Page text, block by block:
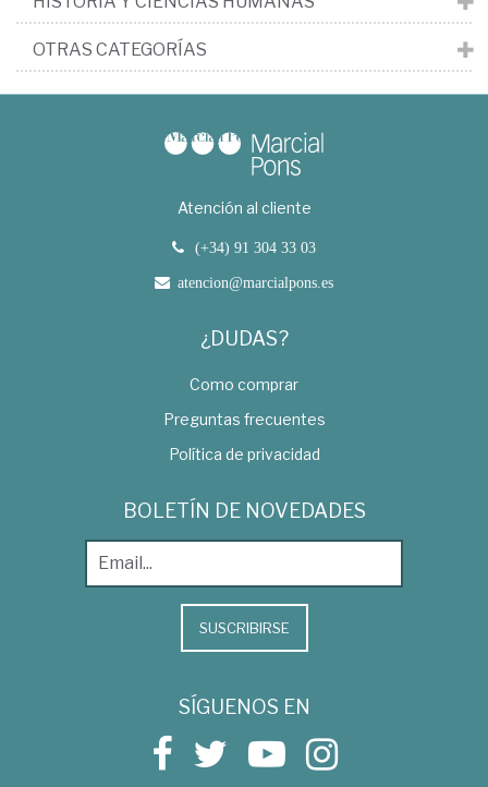
OTRAS CATEGORÍAS
Atención al cliente
(+34) 91 304 33 03
atencion@marcialpons.es
¿DUDAS?
Como comprar
Preguntas frecuentes
Política de privacidad
BOLETÍN DE NOVEDADES
SUSCRIBIRSE
SÍGUENOS EN